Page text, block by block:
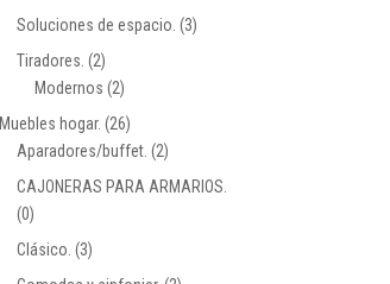
Soluciones de espacio. (3)
Tiradores. (2)
Modernos (2)
Muebles hogar. (26)
Aparadores/buffet. (2)
CAJONERAS PARA ARMARIOS.
(0)
Clásico. (3)